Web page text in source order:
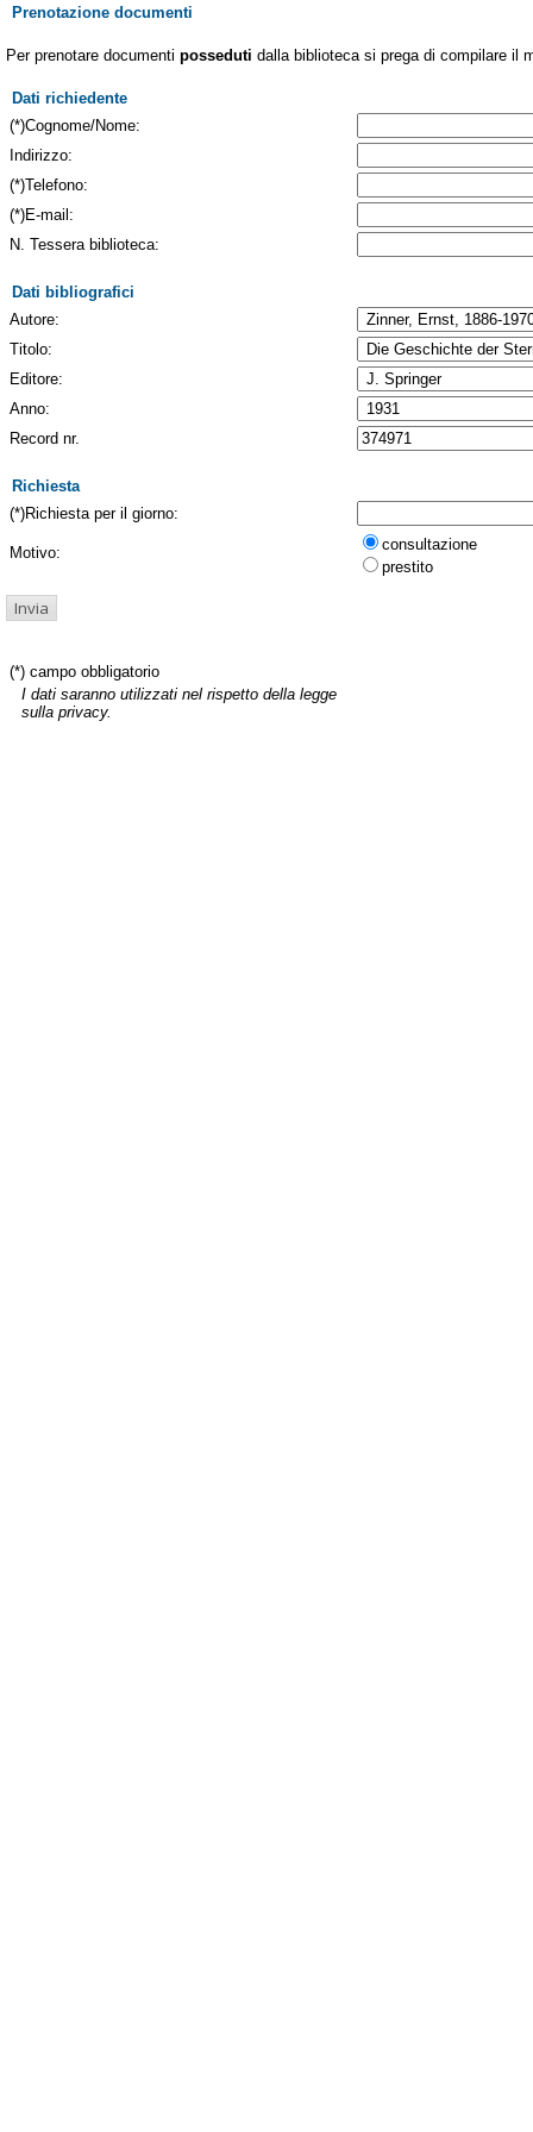
Prenotazione documenti
Per prenotare documenti posseduti dalla biblioteca si prega di compilare il
Dati richiedente
(*)Cognome/Nome:
Indirizzo:
(*)Telefono:
(*)E-mail:
N. Tessera biblioteca:
Dati bibliografici
Autore:
Titolo:
Editore:
Anno:
Record nr.
Richiesta
(*)Richiesta per il giorno:
Motivo:
consultazione
prestito
(*) campo obbligatorio
I dati saranno utilizzati nel rispetto della legge
sulla privacy.